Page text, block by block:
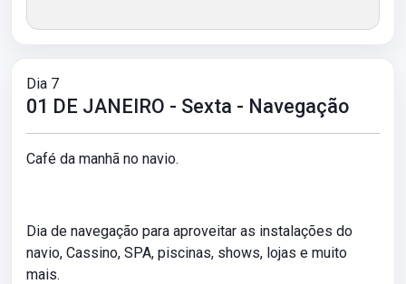
Dia 7
01 DE JANEIRO - Sexta - Navegação
Café da manhã no navio.
Dia de navegação para aproveitar as instalações do
navio, Cassino, SPA, piscinas, shows, lojas e muito
mais.